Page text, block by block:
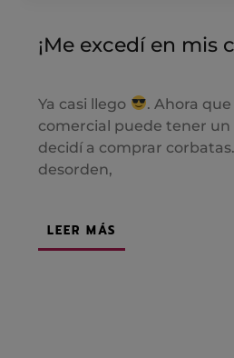
¡Me excedí en mis
Ya casi llego
. Ahora
comercial puede tener un
decidí a comprar
desorden,
LEER MÁS